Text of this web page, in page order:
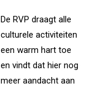
De RVP draagt alle
culturele activiteiten
een warm hart toe
en vindt dat hier nog
meer aandacht aan